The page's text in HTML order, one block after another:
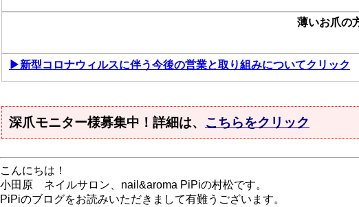
薄いお爪の
▶新型コロナウィルスに伴う今後の営業と取り組みについてクリック
深爪モニター様募集中！詳細は、 こちらをクリック
こんにちは！
小田原 ネイルサロン、nail&aroma PiPiの村松です。
PiPiのブログをお読みいただきまして有難うございます。